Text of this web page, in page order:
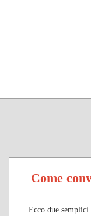
Come
Ecco due